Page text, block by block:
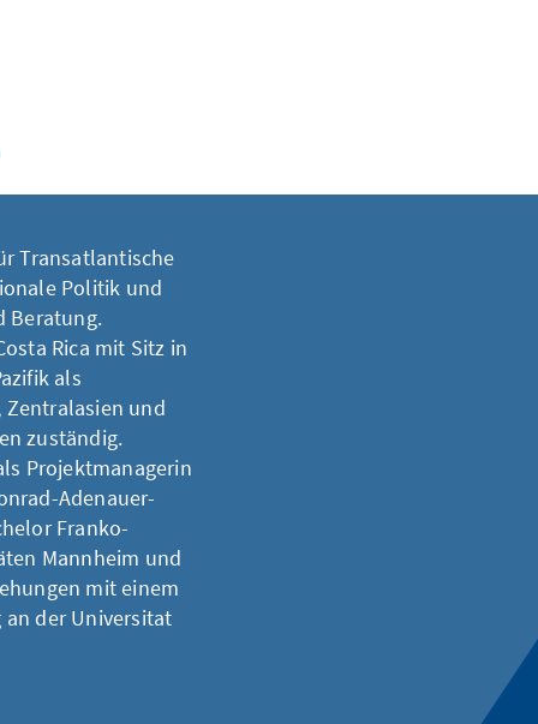
Transatlantische
Politik und
Beratung.
Rica mit Sitz in
als
Zentralasien und
zuständig.
Projektmanagerin
Adenauer-
Franko-
Mannheim und
mit einem
der Universitat